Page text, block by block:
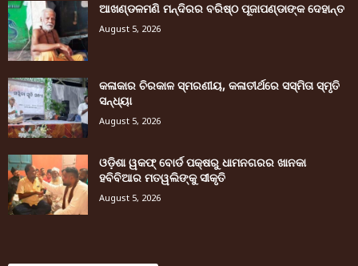
ଆଖଣ୍ଡଳମଣି ମନ୍ଦିରର ବରିଷ୍ଠ ପୂଜାପଣ୍ଡାଙ୍କ ଦେହାନ୍ତ
August 5, 2026
କଳାକାର ଚିରକାଳ ସ୍ମରଣୀୟ, କଳାତୀର୍ଥରେ ସସ୍ମିତା ସ୍ମୃତି
ସନ୍ଧ୍ୟା
August 5, 2026
ଓଡ଼ିଶା ୱକଫ୍ ବୋର୍ଡ ପକ୍ଷରୁ ଧାମନଗରର ଖାନକା
ହବିବିଆର ମତୱଲିଙ୍କୁ ସୀକୃତି
August 5, 2026